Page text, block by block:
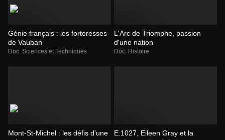
Génie français : les forteresses
de Vauban
Doc. Sciences et Techniques
L'Arc de Triomphe, passion
d'une nation
Doc. Histoire
Mont-St-Michel : les défis d'une
E.1027, Eileen Gray et la